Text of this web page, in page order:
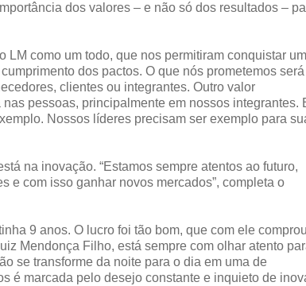
dos valores – e não só dos resultados –
LM como um todo, que nos permitiram conquistar
dos pactos. O que nós prometemos será
clientes ou integrantes. Outro valor
pessoas, principalmente em nossos integrantes.
Nossos líderes precisam ser exemplo para
na inovação. “Estamos sempre atentos ao futuro,
e com isso ganhar novos mercados”, completa o
9 anos. O lucro foi tão bom, que com ele comprou
Mendonça Filho, está sempre com olhar atento
se transforme da noite para o dia em uma de
é marcada pelo desejo constante e inquieto de